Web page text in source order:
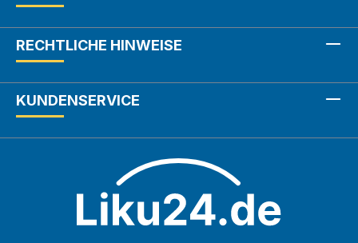
RECHTLICHE HINWEISE
KUNDENSERVICE